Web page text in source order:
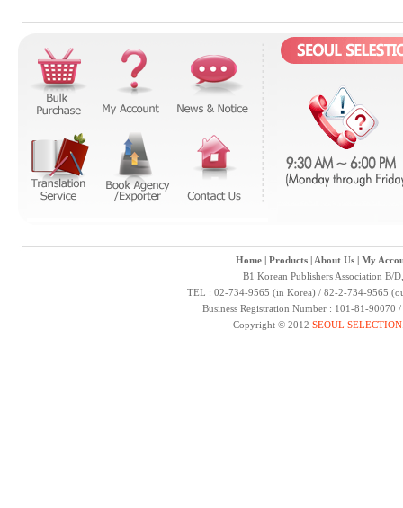
Home| Products| About Us| My
B1 Korean Publishers Association B/
TEL : 02-734-9565 (in Korea) / 82-2-734-9565
Business Registration Number : 101-81-
Copyright © 2012 SEOUL SELECTION